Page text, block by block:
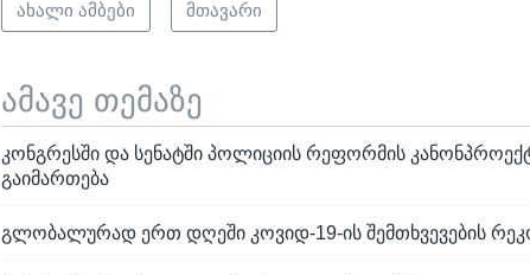
ახალი ამბები მთავარი
ამავე თემაზე
კონგრესში და სენატში პოლიციის რეფორმის
გაიმართება
გლობალურად ერთ დღეში კოვიდ-19-ის შემთხვევების